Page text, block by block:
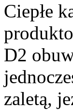
Ciepłe
D2
zaletą,